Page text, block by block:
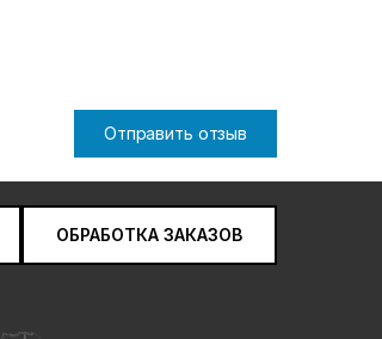
Отправить отзыв
ОБРАБОТКА ЗАКАЗОВ